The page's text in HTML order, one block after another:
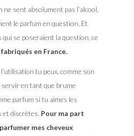
ne sent absolument pas l’alcool,
le parfum en question. Et
qui se poseraient la question, ce
fabriqués en France.
tu peux, comme son
servir en tant que brume
parfum si tu aimes les
et discrètes. Pour ma part
mes cheveux